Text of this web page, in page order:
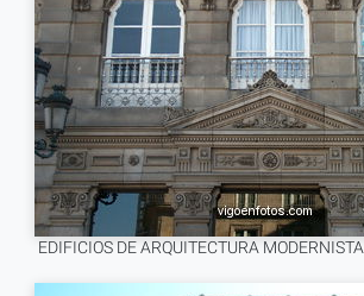
EDIFICIOS DE ARQUITECTURA MODERNISTA.